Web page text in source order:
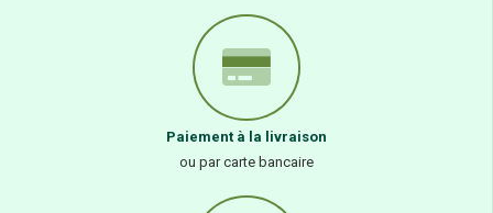
Paiement à la livraison
ou par carte bancaire